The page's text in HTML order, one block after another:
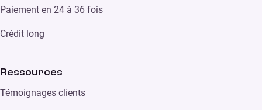
Paiement en 24 à 36 fois
Crédit long
Ressources
Témoignages clients